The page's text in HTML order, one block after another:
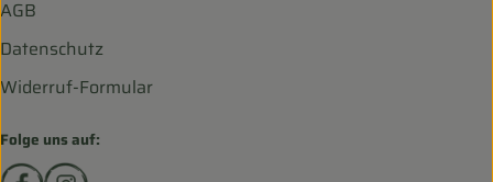
AGB
Datenschutz
Widerruf-Formular
Folge uns auf:
Externer Link zu https://www.facebook.com/
Externer Link zu https://www.instagram.com/